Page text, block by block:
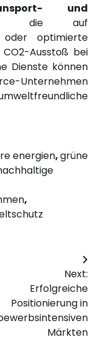
und
die auf
oder optimierte
Ausstoß bei
Dienste können
Unternehmen
energien,grüne
,
Next:
Erfolgreiche
Positionierung in
Märkten